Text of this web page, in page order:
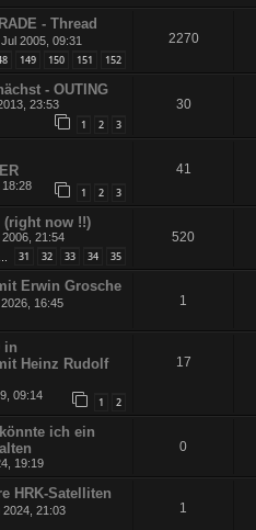
- Thread
2005, 09:31
149 150 151 152
2270
- OUTING
23:53
1 2 3
30
1 2 3
41
(right now !!)
21:54
31 32 33 34 35
520
Erwin Grosche
16:45 1
in
Heinz Rudolf
09:14 1 2
17
ich ein
19:19
0
HRK-Satelliten
2024, 21:03 1